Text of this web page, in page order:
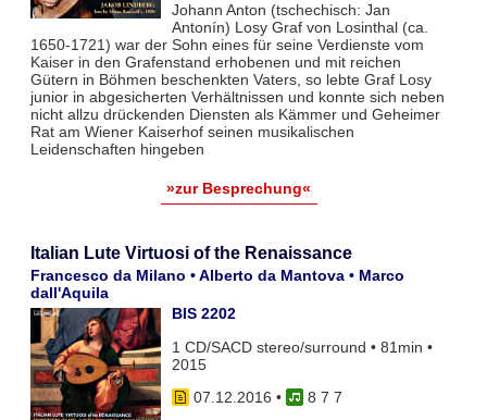
Johann Anton (tschechisch: Jan
Antonín) Losy Graf von Losinthal (ca.
1650-1721) war der Sohn eines für seine Verdienste vom
Kaiser in den Grafenstand erhobenen und mit reichen
Gütern in Böhmen beschenkten Vaters, so lebte Graf Losy
junior in abgesicherten Verhältnissen und konnte sich neben
nicht allzu drückenden Diensten als Kämmer und Geheimer
Rat am Wiener Kaiserhof seinen musikalischen
Leidenschaften hingeben
»zur Besprechung«
Italian Lute Virtuosi of the Renaissance
Francesco da Milano • Alberto da Mantova • Marco
dall'Aquila
BIS 2202
1 CD/SACD stereo/surround • 81min •
2015
07.12.2016 •
8 7 7